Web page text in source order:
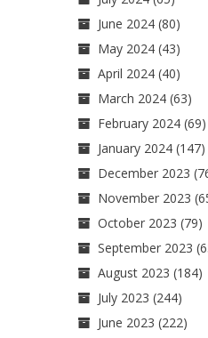
June 2024(80)
May 2024(43)
April 2024(40)
March 2024(63)
February 2024(69)
January 2024(147)
December 2023
November 2023
October 2023 (79)
September 2023
August 2023 (184)
July 2023 (244)
June 2023 (222)